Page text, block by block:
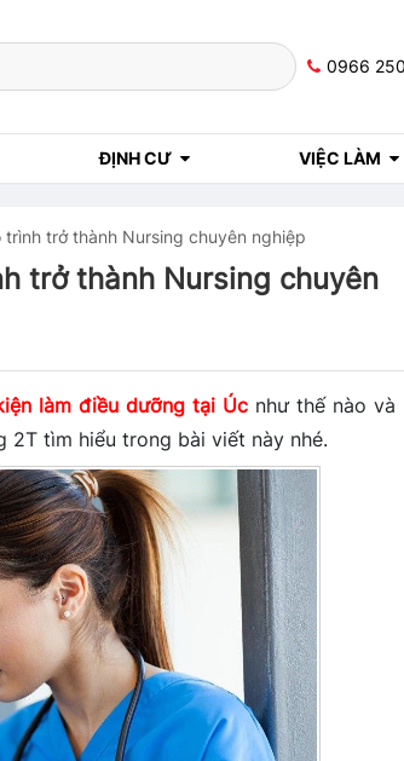
0966
ĐỊNH CƯ VIỆC LÀM
trở thành Nursing chuyên nghiệp
trở thành Nursing chuyên
làm điều dưỡng tại Úcnhư thế nào và
2T tìm hiểu trong bài viết này nhé.